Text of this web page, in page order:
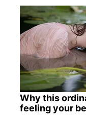
Why this
feeling your